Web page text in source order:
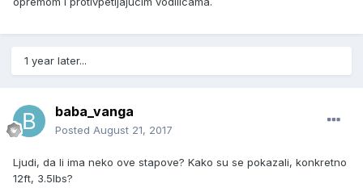
1 year later...
baba_vanga
Posted August 21, 2017
Ljudi, da li ima neko ove stapove? Kako su se pokazali, konkretno
12ft, 3.5lbs?